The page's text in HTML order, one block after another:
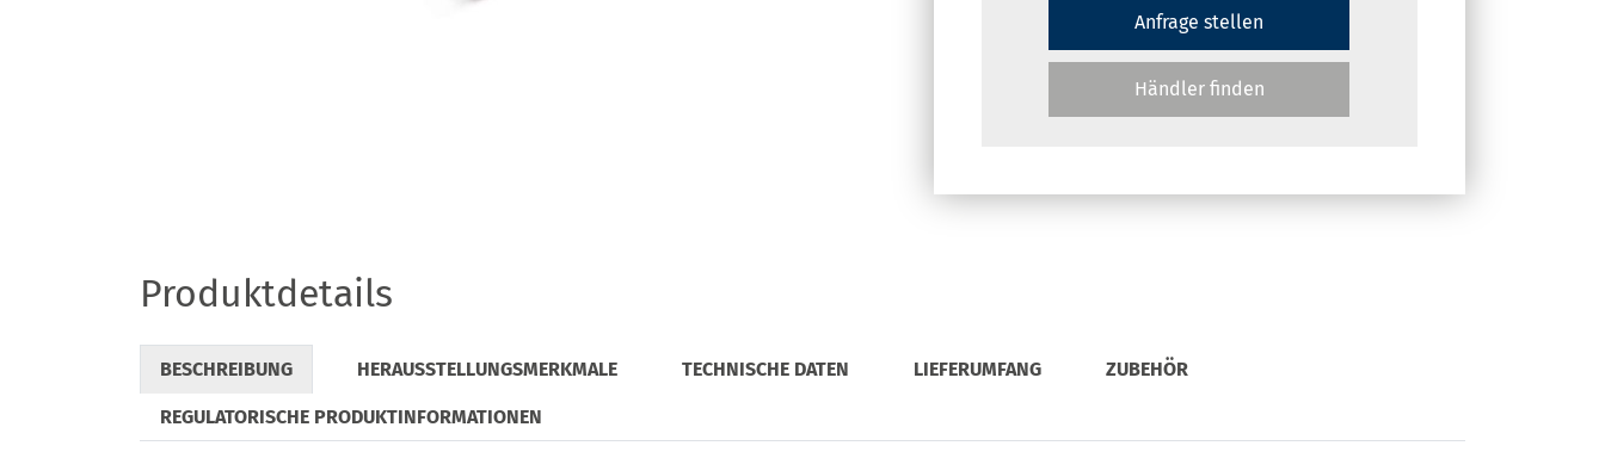
(Abbildung zeigt ASA 7703)Anfrage stellen
Händler finden
Produktdetails
BESCHREIBUNG HERAUSSTELLUNGSMERKMALE TECHNISCHE DATEN LIEFERUMFANG ZUBEHÖR
REGULATORISCHE PRODUKTINFORMATIONEN